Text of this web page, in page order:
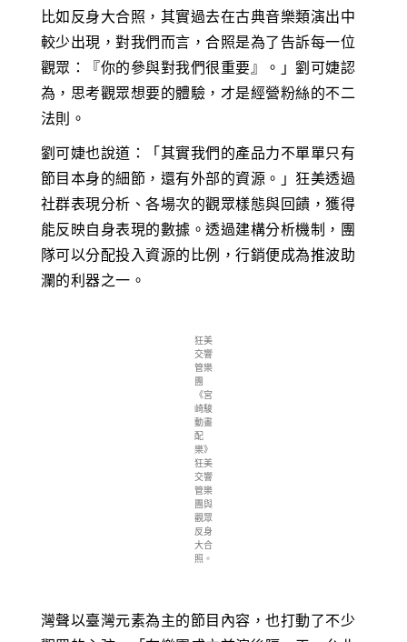
比如反身大合照，其實過去在古典音樂類演出中
較少出現，對我們而言，合照是為了告訴每一位
觀眾：『你的參與對我們很重要』。」劉可婕認
為，思考觀眾想要的體驗，才是經營粉絲的不二
法則。
劉可婕也說道：「其實我們的產品力不單單只有
節目本身的細節，還有外部的資源。」狂美透過
社群表現分析、各場次的觀眾樣態與回饋，獲得
能反映自身表現的數據。透過建構分析機制，團
隊可以分配投入資源的比例，行銷便成為推波助
瀾的利器之一。
狂美
交響
管樂
團
《宮
崎駿
動畫
配
樂》
狂美
交響
管樂
團與
觀眾
反身
大合
照。
灣聲以臺灣元素為主的節目內容，也打動了不少